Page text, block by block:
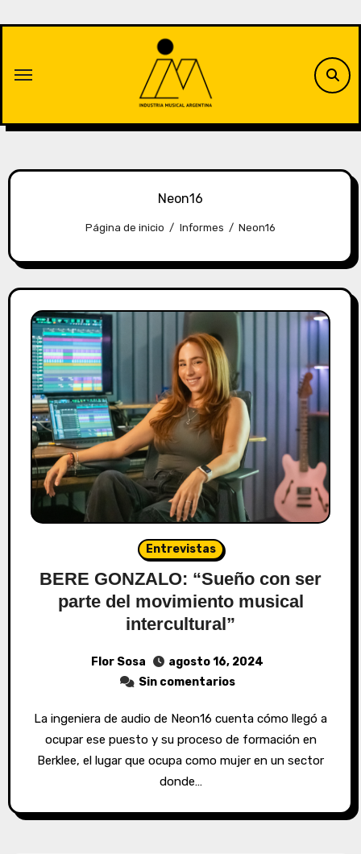
Neon16
Página de inicio Informes Neon16
Entrevistas
BERE GONZALO: “Sueño con ser
parte del movimiento musical
intercultural”
Flor Sosa
agosto 16, 2024
Sin comentarios
La ingeniera de audio de Neon16 cuenta cómo llegó a
ocupar ese puesto y su proceso de formación en
Berklee, el lugar que ocupa como mujer en un sector
donde…